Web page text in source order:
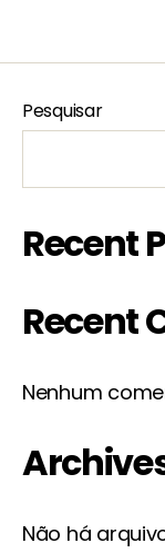
Pesquisar
Recent
Recent
Nenhum
Não há